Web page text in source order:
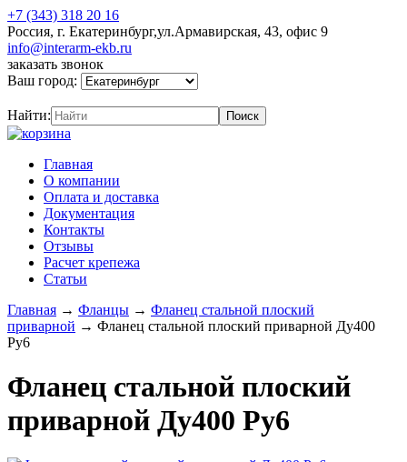
+7 (343) 318 20 16
Россия, г. Екатеринбург,ул.Армавирская, 43, офис 9
info@interarm-ekb.ru
заказать звонок
Ваш город:
Найти:
Главная
О компании
Оплата и доставка
Документация
Контакты
Отзывы
Расчет крепежа
Статьи
Главная → Фланцы → Фланец стальной плоский
приварной → Фланец стальной плоский приварной Ду400
Ру6
Фланец стальной плоский
приварной Ду400 Ру6